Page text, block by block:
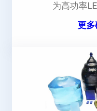
为高功率
更多